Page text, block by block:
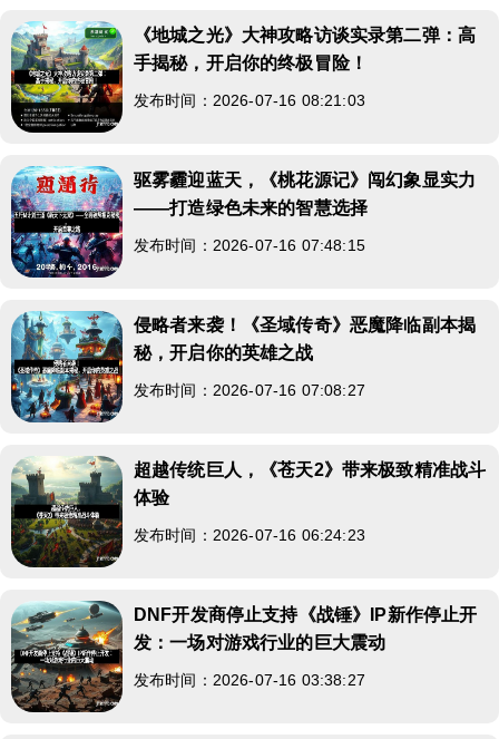
《地城之光》大神攻略访谈实录第二弹：高
手揭秘，开启你的终极冒险！
发布时间：2026-07-16 08:21:03
驱雾霾迎蓝天，《桃花源记》闯幻象显实力
——打造绿色未来的智慧选择
发布时间：2026-07-16 07:48:15
侵略者来袭！《圣域传奇》恶魔降临副本揭
秘，开启你的英雄之战
发布时间：2026-07-16 07:08:27
超越传统巨人，《苍天2》带来极致精准战斗
体验
发布时间：2026-07-16 06:24:23
DNF开发商停止支持《战锤》IP新作停止开
发：一场对游戏行业的巨大震动
发布时间：2026-07-16 03:38:27